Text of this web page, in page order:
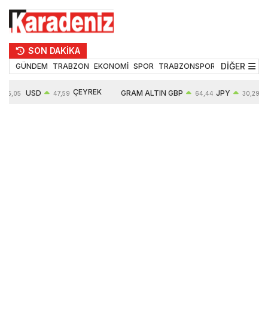
SON DAKİKA
GÜNDEM TRABZON EKONOMİ SPOR TRABZONSPOR TEKNOLOJİ
DİĞER
55,05 USD 47,59 ÇEYREK GRAM ALTIN GBP 64,44 JPY 30,29